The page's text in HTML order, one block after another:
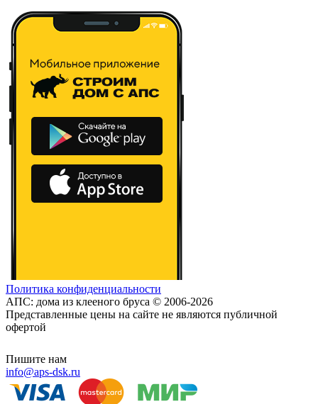
Политика конфиденциальности
АПС: дома из клееного бруса © 2006-2026
Представленные цены на сайте не являются публичной
офертой
Пишите нам
info@aps-dsk.ru